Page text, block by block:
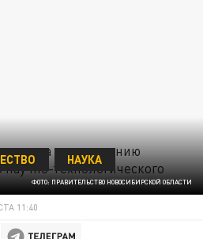
ФОТО: ПРАВИТЕЛЬСТВО НОВОСИБИРСКОЙ ОБЛАСТИ
НАУКА
11:40